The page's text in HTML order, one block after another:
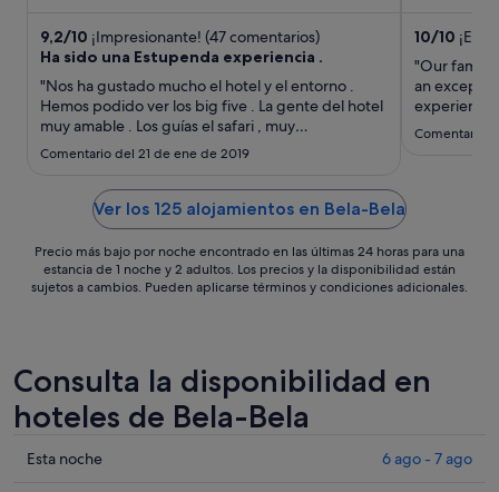
ago
al
9,2/10 ¡Impresionante! (47 comentarios)
Ha sido una Estupenda experiencia .
"Nos ha gustado mucho el hotel y el entorno .
Hemos podido ver los big five . La gente del hotel
muy amable . Los guías el safari , muy
profesionales y amables . La comida muy buena
Comentario del 21 de ene de 2019
10/10
"Our family
an
experience
us close
Comentario
Ver los 125 alojamientos en Bela-Bela
Precio más bajo por noche encontrado en las últimas 24 horas para una
estancia de 1 noche y 2 adultos. Los precios y la disponibilidad están
sujetos a cambios. Pueden aplicarse términos y condiciones adicionales.
Consulta la disponibilidad en
hoteles de Bela-Bela
Comprueba
Esta noche 6 ago - 7 ago